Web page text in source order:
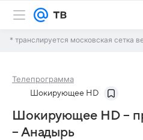
* транслируется московская сетка
Телепрограмма
Шокирующее HD
Шокирующее HD –
– Анадырь